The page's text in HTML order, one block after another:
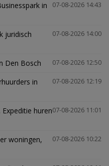
07-08-2026 14:43
in
07-08-2026 14:00
juridisch
07-08-2026 12:50
Den Bosch
07-08-2026 12:19
in
07-08-2026 11:01
huren
07-08-2026 10:22
woningen,